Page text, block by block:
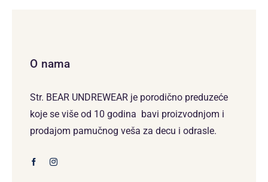
O nama
Str. BEAR UNDREWEAR je porodično preduzeće
koje se više od 10 godina bavi proizvodnjom i
prodajom pamučnog veša za decu i odrasle.